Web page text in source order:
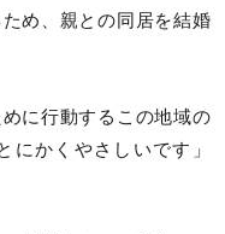
め、親との同居を結婚
に行動するこの地域の
にかくやさしいです」